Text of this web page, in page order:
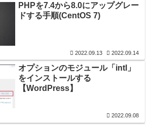
PHPを7.4から8.0にアップグレー
ドする手順(CentOS 7)
2022.09.13 2022.09.14
オプションのモジュール「intl」
をインストールする
【WordPress】
2022.09.08